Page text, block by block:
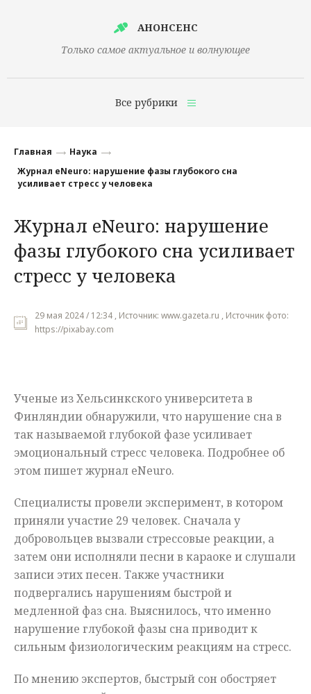
АНОНСЕНС
Только самое актуальное и волнующее
Все рубрики
Финансы
Наука
Культура
Общество
Мнения
Главная
Наука
Журнал eNeuro: нарушение фазы глубокого сна
усиливает стресс у человека
Журнал eNeuro: нарушение
фазы глубокого сна усиливает
стресс у человека
29 мая 2024 / 12:34 , Источник: www.gazeta.ru , Источник фото:
https://pixabay.com
Ученые из Хельсинкского университета в
Финляндии обнаружили, что нарушение сна в
так называемой глубокой фазе усиливает
эмоциональный стресс человека. Подробнее об
этом пишет журнал eNeuro.
Специалисты провели эксперимент, в котором
приняли участие 29 человек. Сначала у
добровольцев вызвали стрессовые реакции, а
затем они исполняли песни в караоке и слушали
записи этих песен. Также участники
подвергались нарушениям быстрой и
медленной фаз сна. Выяснилось, что именно
нарушение глубокой фазы сна приводит к
сильным физиологическим реакциям на стресс.
По мнению экспертов, быстрый сон обостряет